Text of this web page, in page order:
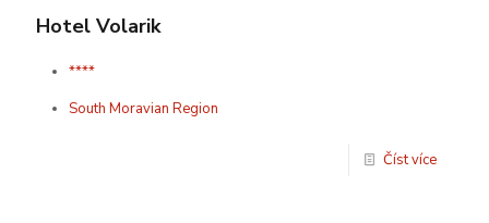
Hotel Volarik
****
South Moravian Region
Číst více